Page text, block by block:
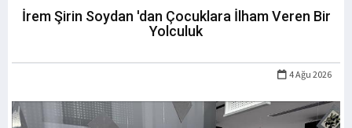
İrem Şirin Soydan 'dan Çocuklara İlham Veren Bir
Yolculuk
4 Ağu 2026